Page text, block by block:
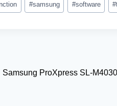
#samsung #software #
Samsung ProXpress SL-